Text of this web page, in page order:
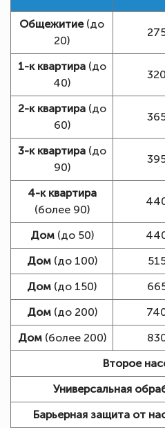
Общежитие(до
20)
1-к квартира(до
40)
2-к квартира(до
60)
3-к квартира(до
90)
4-к квартира
(более 90)
Дом(до 50)
Дом(до 100)
Дом (до 150)
Дом(до 200)
Дом(более 200)
Второе
Универсальная
Барьерная защита от